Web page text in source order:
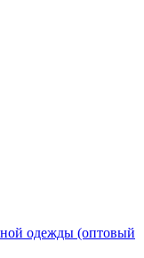
одежды (оптовый